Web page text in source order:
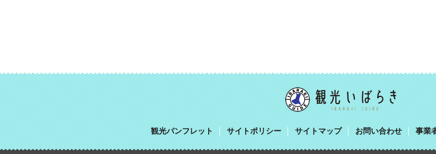
観光パンフレット サイトポリシー サイトマップ お問い合わせ 事業